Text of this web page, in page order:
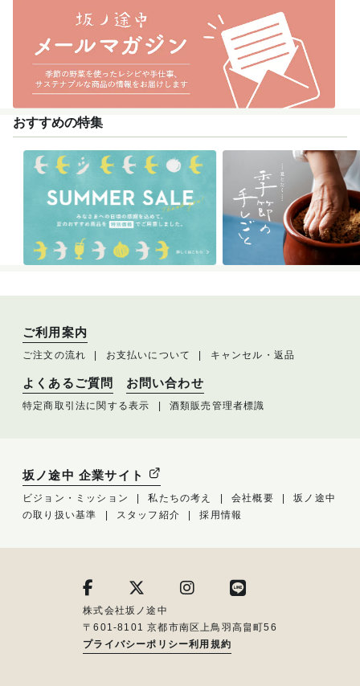
おすすめの特集
ご利用案内
ご注文の流れ お支払いについて キャンセル・返品
よくあるご質問 お問い合わせ
特定商取引法に関する表示 酒類販売管理者標識
坂ノ途中 企業サイト
ビジョン・ミッション 私たちの考え 会社概要
坂ノ途中
の取り扱い基準
スタッフ紹介 採用情報
株式会社坂ノ途中
〒601-8101 京都市南区上鳥羽高畠町56
プライバシーポリシー利用規約